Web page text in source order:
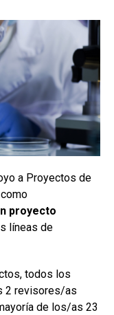
a Proyectos de
proyecto
líneas de
todos los
2 revisores/as
de los/as 23